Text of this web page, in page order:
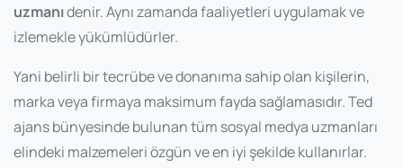
uzmanıdenir. Aynı zamanda faaliyetleri uygulamak ve
izlemekle yükümlüdürler.
Yani belirli bir tecrübe ve donanıma sahip olan kişilerin,
marka veya firmaya maksimum fayda sağlamasıdır. Ted
ajans bünyesinde bulunan tüm sosyal medya uzmanları
elindeki malzemeleri özgün ve en iyi şekilde kullanırlar.